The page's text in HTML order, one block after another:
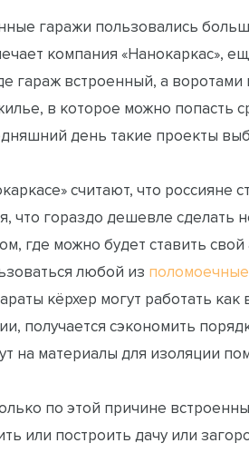
гаражи пользовались
компания «Нанокаркас»,
гараж встроенный, а
в которое можно попасть
день такие проекты
считают, что россияне
что гораздо дешевле
где можно будет ставить
любой из
кёрхер могут работать
получается сэкономить
на материалы для изоляции
по этой причине
или построить дачу или